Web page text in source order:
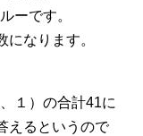
ーです。
なります。
１）の合計41に
えるというので